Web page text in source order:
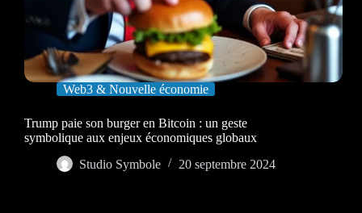
Web3 & Nouvelle économie
Trump paie son burger en Bitcoin : un geste
symbolique aux enjeux économiques globaux
Studio Symbole
20 septembre 2024